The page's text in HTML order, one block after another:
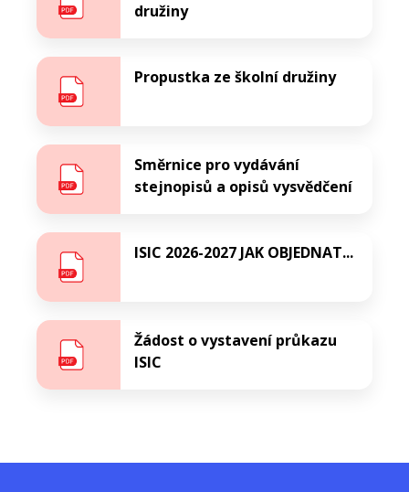
družiny
Propustka ze školní družiny
Směrnice pro vydávání
stejnopisů a opisů vysvědčení
ISIC 2026-2027 JAK OBJEDNAT...
Žádost o vystavení průkazu
ISIC